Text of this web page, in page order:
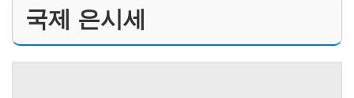
국제 은시세